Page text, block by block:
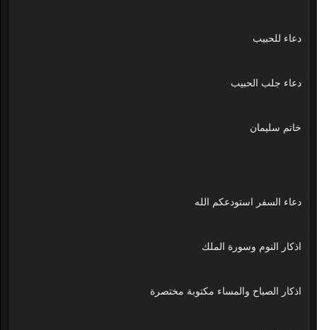
دعاء للحبيب
دعاء جلب الحبيب
خاتم سليمان
دعاء السفر استودعكم الله
اذكار النوم وسورة الملك
اذكار الصباح والمساء مكتوبة مختصرة